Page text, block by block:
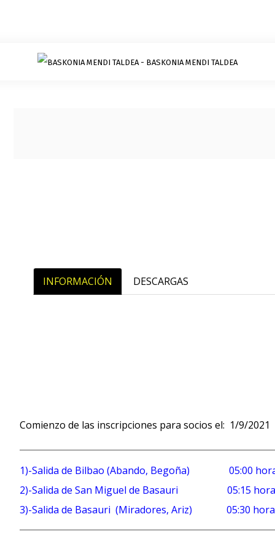
INFORMACIÓN DESCARGAS
Comienzo de las inscripciones para socios el: 1/9/2021
1)-Salida de Bilbao (Abando, Begoña) 05:00
2)-Salida de San Miguel de Basauri 05:15
3)-Salida de Basauri (Miradores, Ariz) 05:30